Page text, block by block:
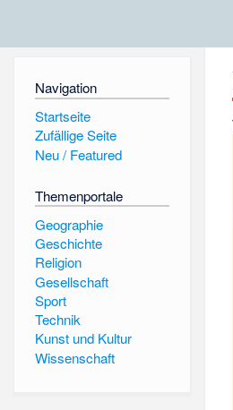
Navigation
Startseite
Zufällige Seite
Neu / Featured
Themenportale
Geographie
Geschichte
Religion
Gesellschaft
Sport
Technik
Kunst und Kultur
Wissenschaft